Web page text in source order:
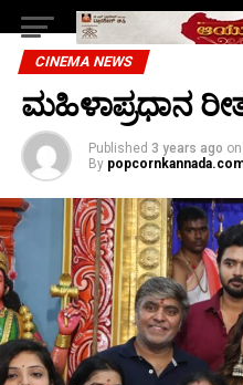
CINEMA NEWS
ಮಹಿಳಾಪ್ರಧಾನ
Published 3 years ago on
By